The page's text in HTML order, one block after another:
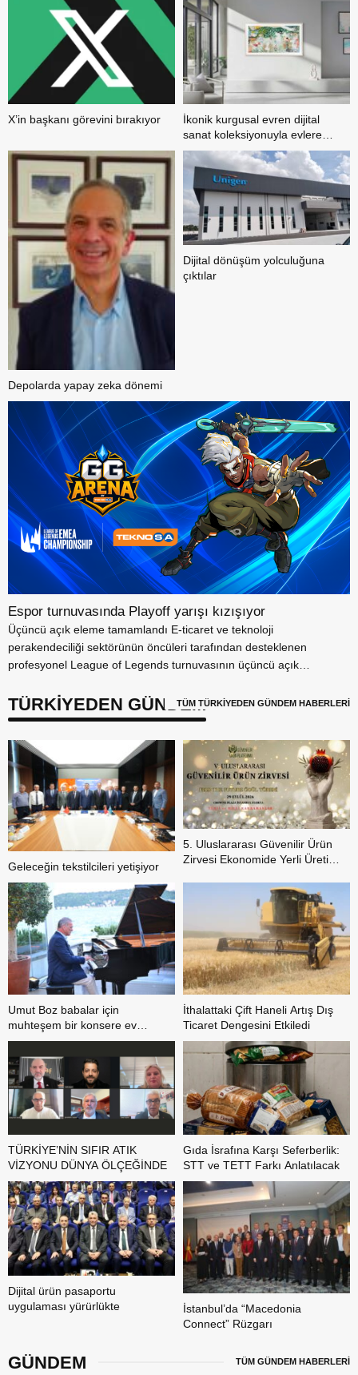
X’in başkanı görevini bırakıyor
Espor turnuvasında Playoff yarışı kızışıyor
Üçüncü açık eleme tamamlandı E-ticaret ve teknoloji
perakendeciliği sektörünün öncüleri tarafından desteklenen
profesyonel League of Legends turnuvasının üçüncü açık
İkonik kurgusal evren dijital
sanat koleksiyonuyla evlere
konuk oluyor
Depolarda yapay zeka dönemi
Dijital dönüşüm yolculuğuna
çıktılar
TÜRKİYEDEN GÜNDEMTÜM TÜRKİYEDEN GÜNDEM HABERLERİ
Geleceğin tekstilcileri yetişiyor
5. Uluslararası Güvenilir Ürün
Zirvesi Ekonomide Yerli Üretim
Umut Boz babalar için
muhteşem bir konsere ev
sahipliği yaptı
İthalattaki Çift Haneli Artış Dış
Ticaret Dengesini Etkiledi
TÜRKİYE’NİN SIFIR ATIK
VİZYONU DÜNYA ÖLÇEĞİNDE
Gıda İsrafına Karşı Seferberlik:
STT ve TETT Farkı Anlatılacak
Dijital ürün pasaportu
uygulaması yürürlükte
İstanbul’da “Macedonia
Connect” Rüzgarı
GÜNDEM TÜM GÜNDEM HABERLERİ